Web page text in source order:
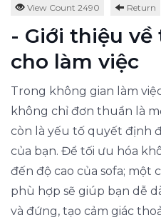
View Count 2490 Return
- Giới thiệu
cho làm việc
Trong không gian làm
không chỉ đơn thuần là
còn là yếu tố quyết định
của bạn. Để tối ưu hóa
đến độ cao của sofa; một
phù hợp sẽ giúp bạn dễ
và đứng, tạo cảm giác